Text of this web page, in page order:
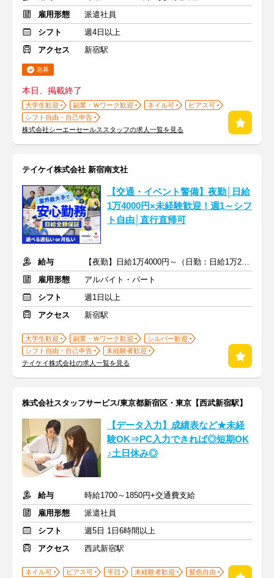
雇用形態
派遣社員
シフト
週4日以上
アクセス
新宿駅
急募
本日、掲載終了
大学生歓迎 副業・Ｗワーク歓迎 ネイル可
ピアス可
シフト自由・自己申告
株式会社シーエーセールススタッフの求人一覧を見る
テイケイ株式会社 新宿南支社
【交通・イベント警備】夜勤│日給
1万4000円×未経験歓迎！週1～シフ
ト自由│直行直帰可
給与
【夜勤】日給1万4000円～（日勤：日給1万2500円～）
雇用形態
アルバイト・パート
シフト
週1日以上
アクセス
新宿駅
大学生歓迎 副業・Ｗワーク歓迎
シルバー歓迎
シフト自由・自己申告
未経験者歓迎
テイケイ株式会社の求人一覧を見る
株式会社スタッフサービス/東京都新宿区・東京【西武新宿駅】
【データ入力】成績表など★未経
験OK⇒PC入力できれば◎短期OK
♪土日休み◎
給与
時給1700～1850円+交通費支給
雇用形態
派遣社員
シフト
週5日 1日6時間以上
アクセス
西武新宿駅
ネイル可 ピアス可 平日 未経験者歓迎
髪色自由